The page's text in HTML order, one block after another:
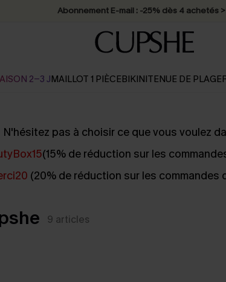
Abonnement E-mail : -25% dès 4 achetés
2-3 JMAILLOT 1 PIÈCEBIKINITENUE DE PLAGE
N'hésitez pas à choisir ce que vous voulez
(15% de réduction sur les
(20% de réduction sur les commandes
9 articles